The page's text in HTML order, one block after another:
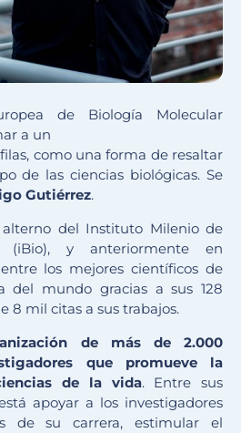
de Biología Molecular
a un
como una forma de resaltar
de las ciencias biológicas. Se
Gutiérrez.
del Instituto Milenio de
(iBio), y anteriormente en
los mejores científicos de
del mundo gracias a sus 128
8 mil citas a sus trabajos.
de más de 2.000
que promueve la
de la vida. Entre sus
apoyar a los investigadores
de su carrera, estimular el